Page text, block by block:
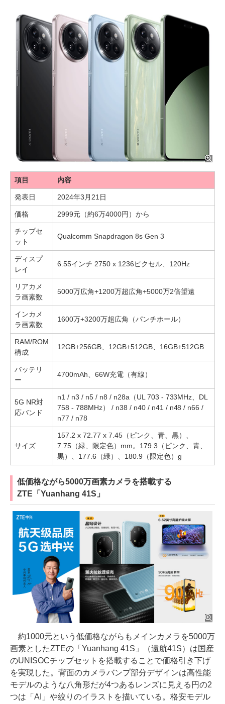
項目 内容
発表日 2024年3月21日
価格 2999元（約6万4000円）から
チップセ
ット
Qualcomm Snapdragon 8s Gen 3
ディスプ
レイ
6.55インチ 2750 x 1236ピクセル、120Hz
リアカメ
ラ画素数
5000万広角+1200万超広角+5000万2倍望遠
インカメ
ラ画素数
1600万+3200万超広角（パンチホール）
RAM/ROM
構成
12GB+256GB、12GB+512GB、16GB+512GB
バッテリ
ー
4700mAh、66W充電（有線）
5G NR対
応バンド
n1 / n3 / n5 / n8 / n28a（UL 703 - 733MHz、DL
758 - 788MHz） / n38 / n40 / n41 / n48 / n66 /
n77 / n78
サイズ
157.2 x 72.77 x 7.45（ピンク、青、黒）、
7.75（緑、限定色）mm。179.3（ピンク、青、
黒）、177.6（緑）、180.9（限定色）g
低価格ながら5000万画素カメラを搭載する
ZTE「Yuanhang 41S」
約1000元という低価格ながらもメインカメラを5000万
画素としたZTEの「Yuanhang 41S」（遠航41S）は国産
のUNISOCチップセットを搭載することで価格引き下げ
を実現した。背面のカメラバンプ部分デザインは高性能
モデルのような八角形だが4つあるレンズに見える円の2
つは「AI」や絞りのイラストを描いている。格安モデル